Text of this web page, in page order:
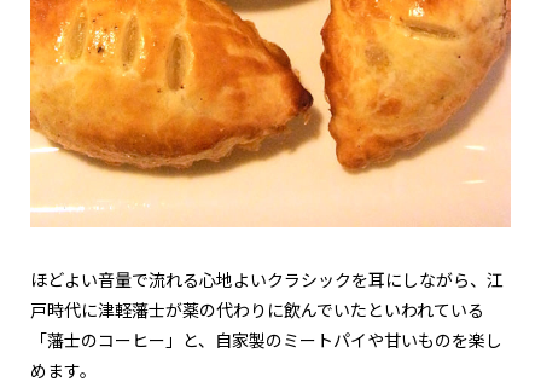
ほどよい音量で流れる心地よいクラシックを耳にしながら、江
戸時代に津軽藩士が薬の代わりに飲んでいたといわれている
「藩士のコーヒー」と、自家製のミートパイや甘いものを楽し
めます。